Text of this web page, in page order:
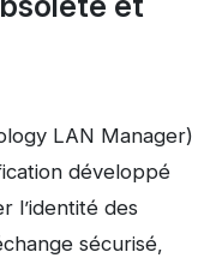
LAN Manager)
développé
l’identité des
sécurisé,